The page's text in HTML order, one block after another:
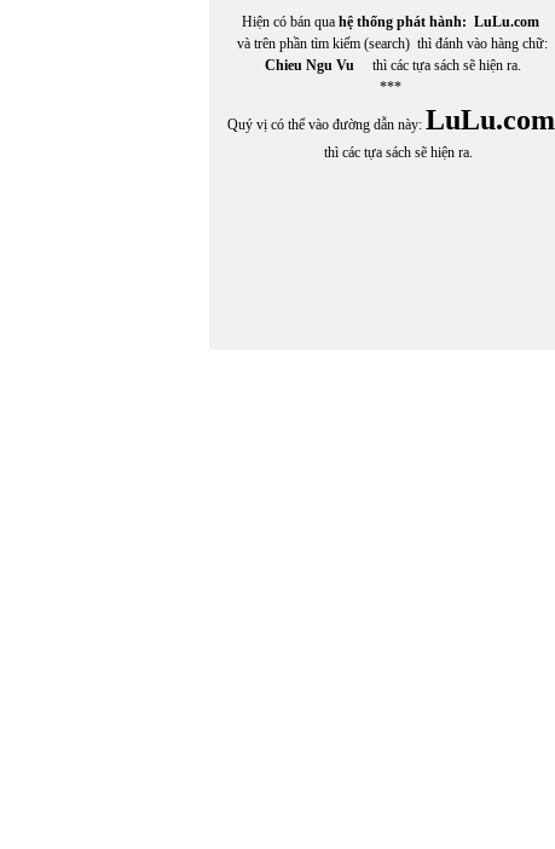
Hiện có bán qua hệ thống phát hành: LuLu.com
và trên phần tìm kiếm (search) thì đánh vào hàng chữ:
Chieu Ngu Vu thì các tựa sách sẽ hiện ra.
***
Quý vị có thể vào đường dẫn này: LuLu.com
thì các tựa sách sẽ hiện ra.